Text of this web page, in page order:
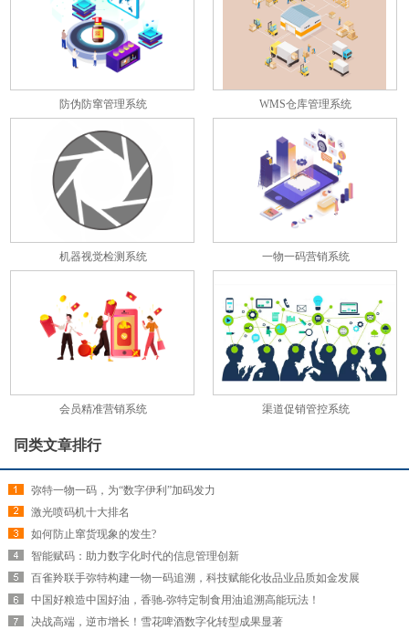
防伪防窜管理系统 WMS仓库管理系统
机器视觉检测系统 一物一码营销系统
会员精准营销系统 渠道促销管控系统
同类文章排行
弥特一物一码，为“数字伊利”加码发力
激光喷码机十大排名
如何防止窜货现象的发生?
智能赋码：助力数字化时代的信息管理创新
百雀羚联手弥特构建一物一码追溯，科技赋能化妆品业品质如金发展
中国好粮造中国好油，香驰-弥特定制食用油追溯高能玩法！
决战高端，逆市增长！雪花啤酒数字化转型成果显著